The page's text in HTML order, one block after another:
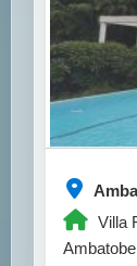
Villa